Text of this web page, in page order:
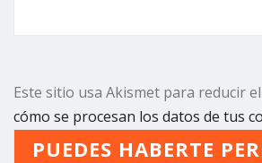
Este sitio usa Akismet para reducir
cómo se procesan los datos de tus
PUEDES HABERTE